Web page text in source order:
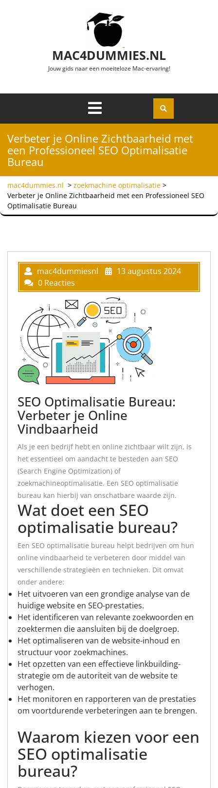
MAC4DUMMIES.NL
Jouw gids naar een moeiteloze Mac-ervaring!
Openen
Verbeter je Online Zichtbaarheid met
een Professioneel SEO Optimalisatie
Bureau
mac4dummies.nl > zoekmachine optimalisatie >
Verbeter je Online Zichtbaarheid met een Professioneel SEO
Optimalisatie Bureau
mac4dummiesnl
13 augustus 2024
0 Reacties
SEO Optimalisatie Bureau:
Verbeter je Online
Vindbaarheid
Als je een bedrijf hebt en online zichtbaar wilt zijn, is
het essentieel om aandacht te besteden aan SEO
(Search Engine Optimization) of
zoekmachineoptimalisatie. Een SEO optimalisatie
bureau kan hierbij van onschatbare waarde zijn.
Wat doet een SEO
optimalisatie bureau?
Een SEO optimalisatie bureau helpt bedrijven om hun
online vindbaarheid te verbeteren door middel van
verschillende strategieën en technieken. Dit omvat
onder andere:
Het uitvoeren van een grondige analyse van de
huidige website en SEO-prestaties.
Het identificeren van relevante zoekwoorden en
zoektermen die aansluiten bij de doelgroep.
Het optimaliseren van de website-inhoud en
structuur voor zoekmachines.
Het opzetten van een effectieve linkbuilding-
strategie om de autoriteit van de website te
verhogen.
Het monitoren en rapporteren van de prestaties
om voortdurende verbeteringen aan te brengen.
Waarom kiezen voor een
SEO optimalisatie
bureau?